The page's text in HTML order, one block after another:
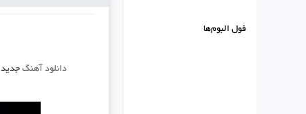
دانلود آهنگجدید
فول البوم‌ها